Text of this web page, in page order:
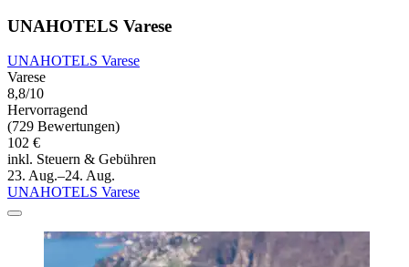
UNAHOTELS Varese
UNAHOTELS Varese
Varese
8,8/10
Hervorragend
(729 Bewertungen)
102 €
inkl. Steuern & Gebühren
23. Aug.–24. Aug.
UNAHOTELS Varese